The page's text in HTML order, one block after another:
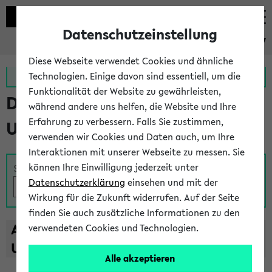
eKVV
Zur MeineUni App Zum MeineUni Portal
Das Lehrangebot der
Universität Bielefeld
Suche
A B C D E F G H I J K L M N O
U
V W X Y
Z
Datenschutzeinstellung
Diese Webseite verwendet Cookies und ähnliche
Technologien. Einige davon sind essentiell, um die
Funktionalität der Website zu gewährleisten,
während andere uns helfen, die Website und Ihre
Erfahrung zu verbessern. Falls Sie zustimmen,
verwenden wir Cookies und Daten auch, um Ihre
Interaktionen mit unserer Webseite zu messen. Sie
können Ihre Einwilligung jederzeit unter
Datenschutzerklärung einsehen und mit der
Wirkung für die Zukunft widerrufen. Auf der Seite
finden Sie auch zusätzliche Informationen zu den
verwendeten Cookies und Technologien.
Alle akzeptieren